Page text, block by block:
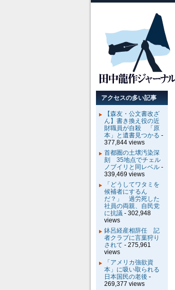
アクセスの多い記事
【森友・公文書改ざ
ん】書き換え役の近
財職員が自殺 「原
本」と遺書見つかる -
377,844 views
首都圏の土壌汚染深
刻 35地点でチェル
ノブイリと同レベル -
339,469 views
「どうしてワタミを
候補者にするん
だ？」 過労死した
社員の両親、自民党
に抗議 - 302,948
views
鉢呂経産相辞任 記
者クラブに言葉狩り
されて - 275,961
views
「アメリカ強欲資
本」に吸い取られる
日本国民の老後 -
269,377 views